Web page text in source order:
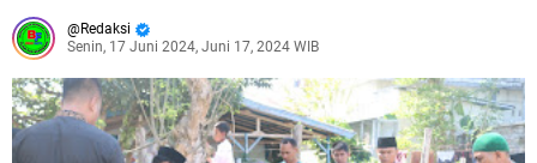
Redaksi
Senin, 17 Juni 2024, Juni 17, 2024 WIB